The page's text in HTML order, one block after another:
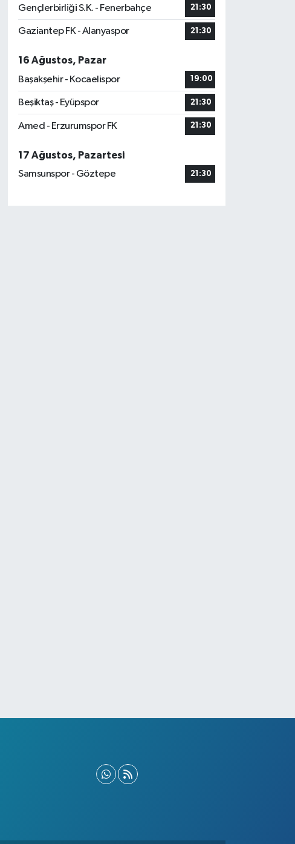
Gençlerbirliği S.K. - Fenerbahçe 21:30
Gaziantep FK - Alanyaspor 21:30
16 Ağustos, Pazar
Başakşehir - Kocaelispor
19:00
Beşiktaş - Eyüpspor 21:30
Amed - Erzurumspor FK 21:30
17 Ağustos, Pazartesi
Samsunspor - Göztepe
21:30